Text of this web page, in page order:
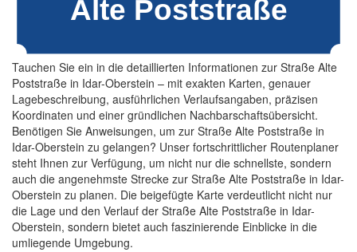
Tauchen Sie ein in die detaillierten Informationen zur Straße Alte
Poststraße in Idar-Oberstein – mit exakten Karten, genauer
Lagebeschreibung, ausführlichen Verlaufsangaben, präzisen
Koordinaten und einer gründlichen Nachbarschaftsübersicht.
Benötigen Sie Anweisungen, um zur Straße Alte Poststraße in
Idar-Oberstein zu gelangen? Unser fortschrittlicher Routenplaner
steht Ihnen zur Verfügung, um nicht nur die schnellste, sondern
auch die angenehmste Strecke zur Straße Alte Poststraße in Idar-
Oberstein zu planen. Die beigefügte Karte verdeutlicht nicht nur
die Lage und den Verlauf der Straße Alte Poststraße in Idar-
Oberstein, sondern bietet auch faszinierende Einblicke in die
umliegende Umgebung.